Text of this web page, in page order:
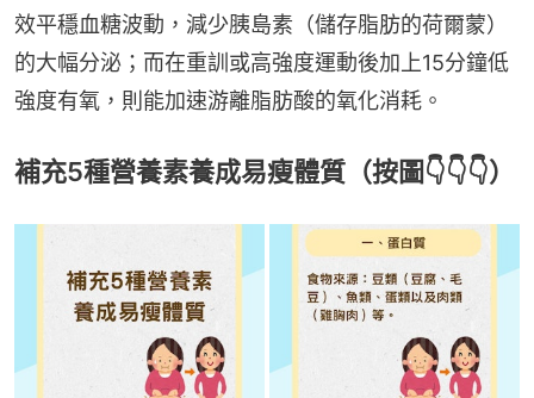
效平穩血糖波動，減少胰島素（儲存脂肪的荷爾蒙）
的大幅分泌；而在重訓或高強度運動後加上15分鐘低
強度有氧，則能加速游離脂肪酸的氧化消耗。
補充5種營養素養成易瘦體質（按圖👇👇👇）